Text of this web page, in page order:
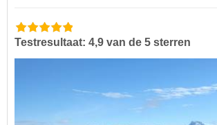
Testresultaat: 4,9 van de 5 sterren